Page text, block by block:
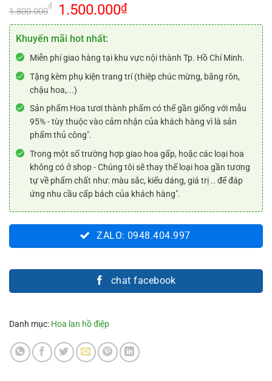
1.800.000
₫
Giá
gốc
là:
1.800.000₫.
1.500.000₫Giá
hiện
là:
1.500.000₫.
Khuyến mãi hot nhất:
Miễn phí giao hàng tại khu vực nội thành Tp. Hồ Chí Minh.
Tặng kèm phụ kiện trang trí (thiệp chúc mừng, băng rôn,
chậu hoa,...)
Sản phẩm Hoa tươi thành phẩm có thể gần giống với mẫu
95% - tùy thuộc vào cảm nhận của khách hàng vì là sản
phẩm thủ công".
Trong một số trường hợp giao hoa gấp, hoặc các loại hoa
không có ở shop - Chúng tôi sẽ thay thế loại hoa gần tương
tự về phẩm chất như: màu sắc, kiểu dáng, giá trị .. để đáp
ứng nhu cầu cấp bách của khách hàng".
ZALO: 0948.404.997
chat facebook
Danh mục: Hoa lan hồ điệp